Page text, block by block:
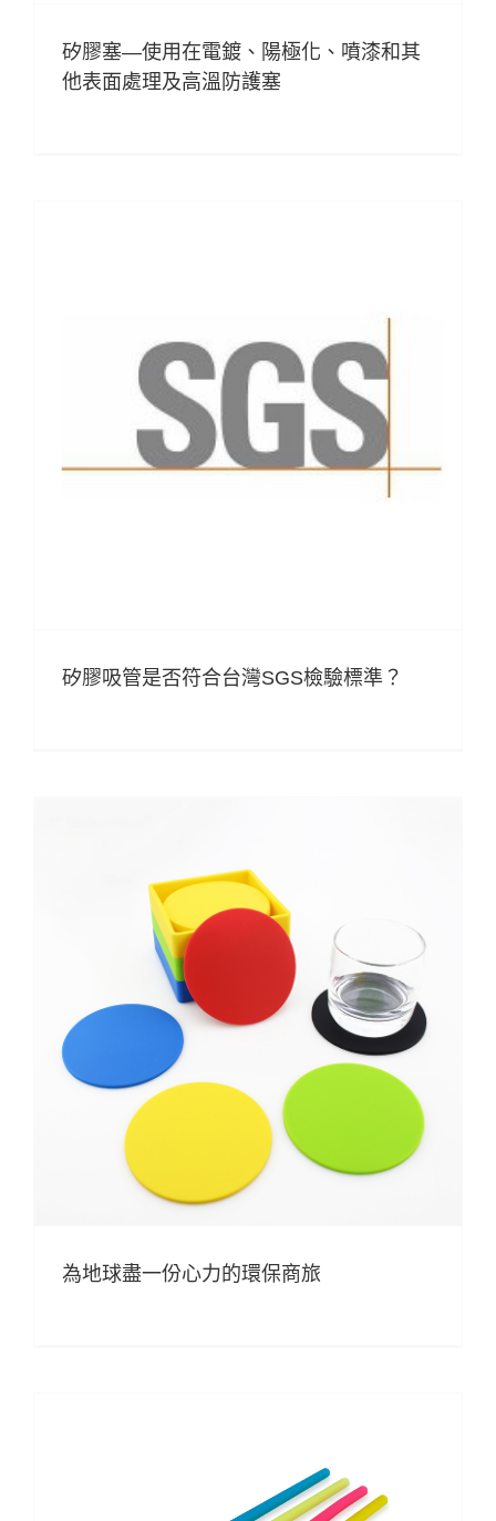
矽膠塞—使用在電鍍、陽極化、噴漆和其
他表面處理及高溫防護塞
矽膠吸管是否符合台灣SGS檢驗標準？
為地球盡一份心力的環保商旅